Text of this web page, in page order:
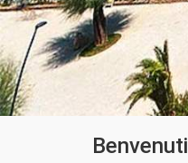
Benvenuti